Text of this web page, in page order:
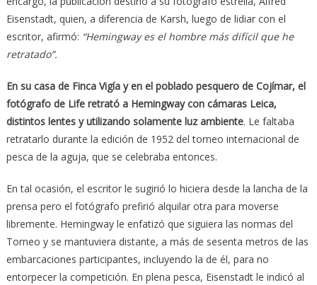
Eisenstadt, quien, a diferencia de Karsh, luego de lidiar con el
escritor, afirmó: “Hemingway es el hombre más difícil que he
retratado”.
En su casa de Finca Vigía y en el poblado pesquero de Cojímar, el
fotógrafo de Life retrató a Hemingway con cámaras Leica,
distintos lentes y utilizando solamente luz ambiente. Le faltaba
retratarlo durante la edición de 1952 del torneo internacional de
pesca de la aguja, que se celebraba entonces.
En tal ocasión, el escritor le sugirió lo hiciera desde la lancha de la
prensa pero el fotógrafo prefirió alquilar otra para moverse
libremente. Hemingway le enfatizó que siguiera las normas del
Torneo y se mantuviera distante, a más de sesenta metros de las
embarcaciones participantes, incluyendo la de él, para no
entorpecer la competición. En plena pesca, Eisenstadt le indicó al